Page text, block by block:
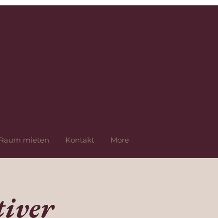
mieten Kontakt More